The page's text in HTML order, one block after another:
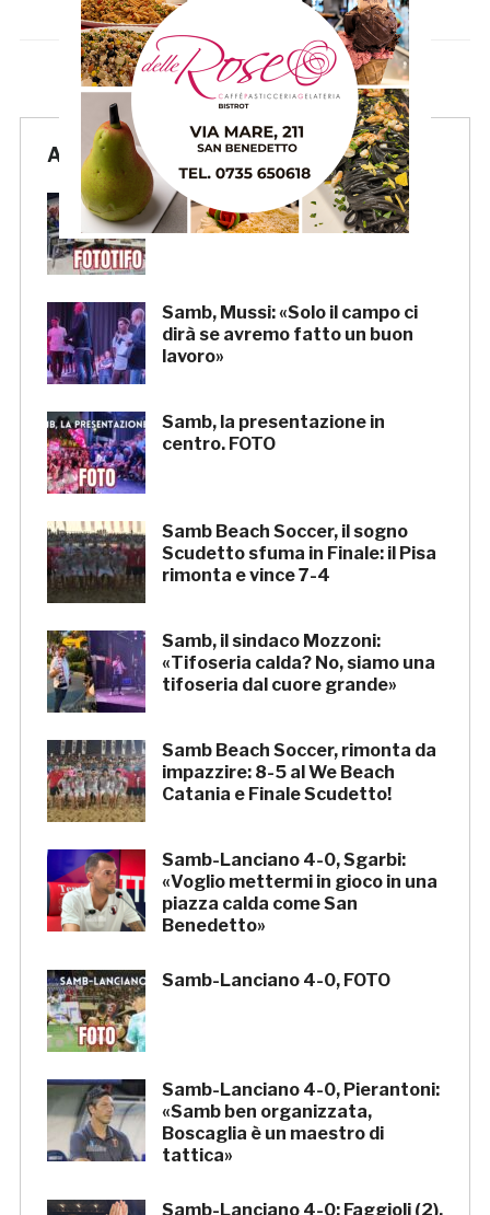
Articoli Recenti
Samb-Lanciano 4-0, FOTOTIFO
Samb, Mussi: «Solo il campo ci
dirà se avremo fatto un buon
lavoro»
Samb, la presentazione in
centro. FOTO
Samb Beach Soccer, il sogno
Scudetto sfuma in Finale: il Pisa
rimonta e vince 7-4
Samb, il sindaco Mozzoni:
«Tifoseria calda? No, siamo una
tifoseria dal cuore grande»
Samb Beach Soccer, rimonta da
impazzire: 8-5 al We Beach
Catania e Finale Scudetto!
Samb-Lanciano 4-0, Sgarbi:
«Voglio mettermi in gioco in una
piazza calda come San
Benedetto»
Samb-Lanciano 4-0, FOTO
Samb-Lanciano 4-0, Pierantoni:
«Samb ben organizzata,
Boscaglia è un maestro di
tattica»
Samb-Lanciano 4-0: Faggioli (2),